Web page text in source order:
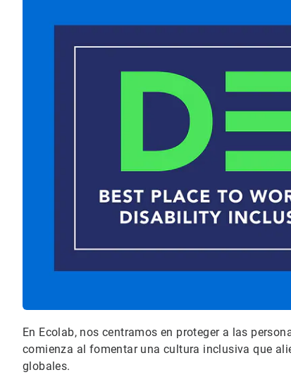
En Ecolab, nos centramos en proteger a las
comienza al fomentar una cultura inclusiva que
globales.